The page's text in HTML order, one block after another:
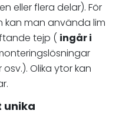
eller flera delar). För
man använda lim
tejp ( ingår i
Olika ytor kan
unika